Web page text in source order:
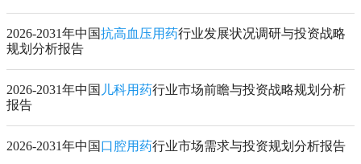
2026-2031年中国抗高血压用药行业发展状况调研与投资战略
规划分析报告
2026-2031年中国 儿科用药行业市场前瞻与投资战略规划分析
报告
2026-2031年中国 口腔用药行业市场需求与投资规划分析报告